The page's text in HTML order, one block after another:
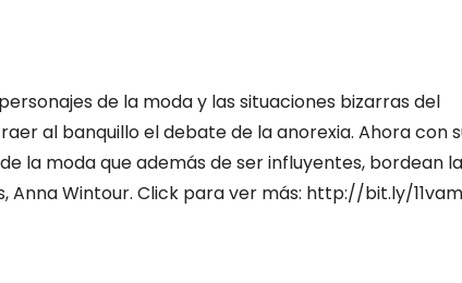
de la moda y las situaciones bizarras del
al banquillo el debate de la anorexia. Ahora con
la moda que además de ser influyentes, bordean la
Anna Wintour. Click para ver más: http://bit.ly/